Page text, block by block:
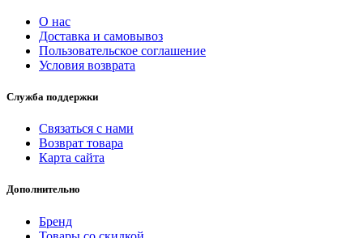
О нас
Доставка и самовывоз
Пользовательское соглашение
Условия возврата
Служба поддержки
Связаться с нами
Возврат товара
Карта сайта
Дополнительно
Бренд